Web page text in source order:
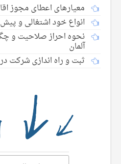
معیارهای اعطای مجوز
انواع خود اشتغالی و
نحوه احراز صلاحیت و
آلمان
ثبت و راه اندازی شرکت در